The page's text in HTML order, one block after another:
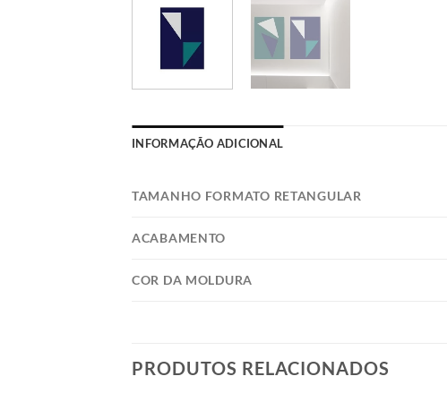
INFORMAÇÃO ADICIONAL
TAMANHO FORMATO RETANGULAR
ACABAMENTO
COR DA MOLDURA
PRODUTOS RELACIONADOS